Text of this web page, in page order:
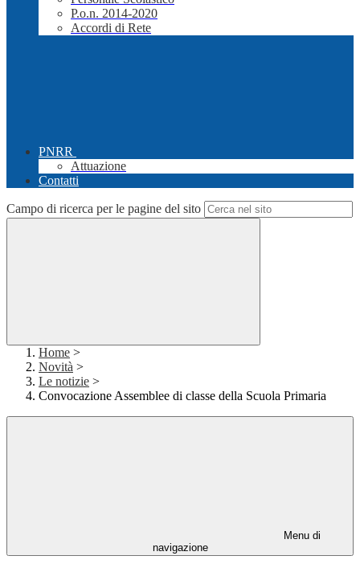
P.o.n. 2014-2020
Accordi di Rete
PNRR
Attuazione
Contatti
Campo di ricerca per le pagine del sito
Home >
Novità >
Le notizie >
Convocazione Assemblee di classe della Scuola Primaria
Menu di
navigazione